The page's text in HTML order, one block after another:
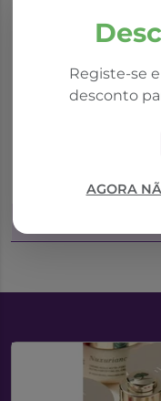
Registe-se
desconto
AGORA